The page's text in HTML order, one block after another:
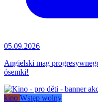
05.09.2026
Angielski mag
ósemki!
kino Wstęp wolny